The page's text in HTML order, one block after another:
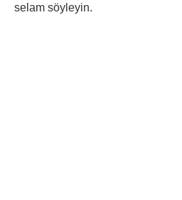
selam söyleyin.